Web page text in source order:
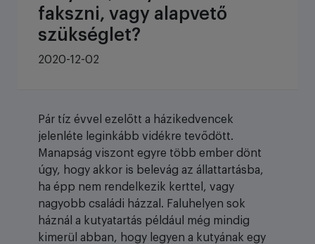
fakszni, vagy alapvető
szükséglet?
2020-12-02
Pár tíz évvel ezelőtt a házikedvencek
jelenléte leginkább vidékre tevődött.
Manapság viszont egyre több ember dönt
úgy, hogy akkor is belevág az állattartásba,
ha épp nem rendelkezik kerttel, vagy
nagyobb családi házzal. Faluhelyen sok
háznál a kutyatartás például még mindig
kimerül abban, hogy legyen a kutyának egy